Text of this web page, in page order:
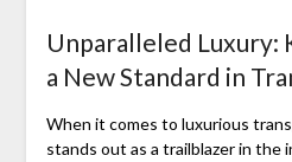
Unparalleled Luxury:
a New Standard in
When it comes to luxurious
stands out as a trailblazer in the